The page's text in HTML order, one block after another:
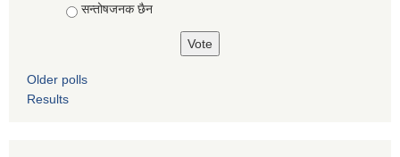
सन्तोषजनक छैन
Older polls
Results